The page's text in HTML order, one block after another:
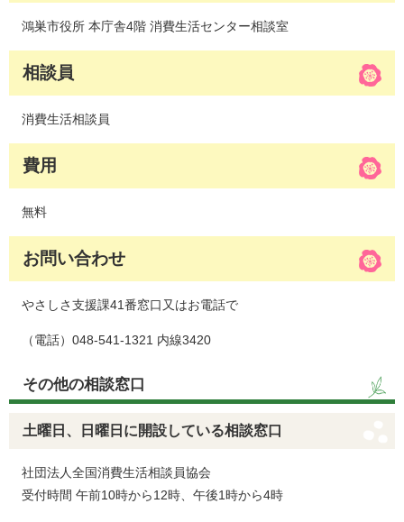
鴻巣市役所 本庁舎4階 消費生活センター相談室
相談員
消費生活相談員
費用
無料
お問い合わせ
やさしさ支援課41番窓口又はお電話で
（電話）048-541-1321 内線3420
その他の相談窓口
土曜日、日曜日に開設している相談窓口
社団法人全国消費生活相談員協会
受付時間 午前10時から12時、午後1時から4時